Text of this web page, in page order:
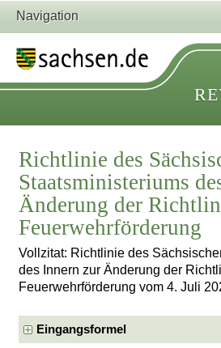
Navigation
Richtlinie des
Staatsministeriums
Änderung der
Feuerwehrförderung
Vollzitat: Richtlinie des
des Innern zur Änderung der
Feuerwehrförderung vom 4. Juli
Eingangsformel